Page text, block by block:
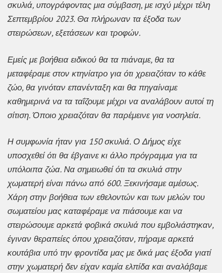
σκυλιά, υπογράφοντας μια σύμβαση, με ισχύ μέχρι τέλη
Σεπτεμβρίου 2023. Θα πλήρωναν τα έξοδα των
στειρώσεων, εξετάσεων και τροφών.
Εμείς με βοήθεια ειδικού θα τα πιάναμε, θα τα
μεταφέραμε στον κτηνίατρο για ότι χρειαζόταν το κάθε
ζώο, θα γινόταν επανένταξη και θα πηγαίναμε
καθημερινά να τα ταΐζουμε μέχρι να αναλάβουν αυτοί τη
σίτιση. Όποιο χρειαζόταν θα παρέμεινε για νοσηλεία.
Η συμφωνία ήταν για 150 σκυλιά. Ο Δήμος είχε
υποσχεθεί ότι θα έβγαινε κι άλλο πρόγραμμα για τα
υπόλοιπα ζώα. Να σημειωθεί ότι τα σκυλιά στην
χωματερή είναι πάνω από 600. Ξεκινήσαμε αμέσως.
Χάρη στην βοήθεια των εθελοντών και των μελών του
σωματείου μας καταφέραμε να πιάσουμε και να
στειρώσουμε αρκετά φοβικά σκυλιά που εμβολιάστηκαν,
έγιναν θεραπείες όπου χρειαζόταν, πήραμε αρκετά
κουτάβια υπό την φροντίδα μας με δικά μας έξοδα γιατί
στην χωματερή δεν είχαν καμία ελπίδα και αναλάβαμε